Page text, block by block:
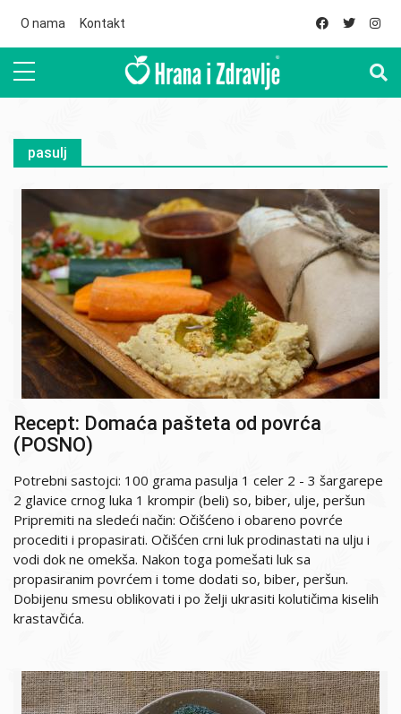
O nama Kontakt
pasulj
Recept: Domaća pašteta od povrća
(POSNO)
Potrebni sastojci: 100 grama pasulja 1 celer 2 - 3 šargarepe
2 glavice crnog luka 1 krompir (beli) so, biber, ulje, peršun
Pripremiti na sledeći način: Očišćeno i obareno povrće
procediti i propasirati. Očišćen crni luk prodinastati na ulju i
vodi dok ne omekša. Nakon toga pomešati luk sa
propasiranim povrćem i tome dodati so, biber, peršun.
Dobijenu smesu oblikovati i po želji ukrasiti kolutičima kiselih
krastavčića.